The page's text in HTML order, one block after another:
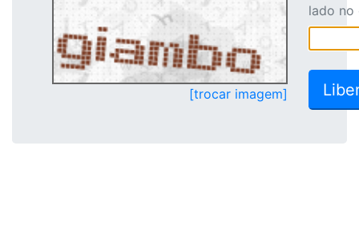
[trocar imagem]
lado no